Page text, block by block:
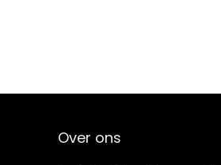
Over ons